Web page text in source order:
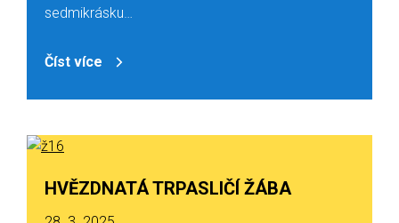
sedmikrásku…
Číst více
HVĚZDNATÁ TRPASLIČÍ ŽÁBA